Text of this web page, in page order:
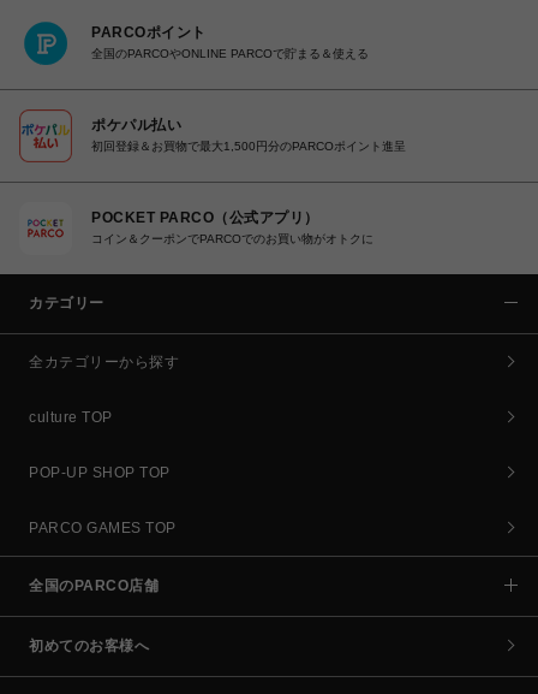
PARCOポイント
全国のPARCOやONLINE PARCOで貯まる＆使える
ポケパル払い
初回登録＆お買物で最大1,500円分のPARCOポイント進呈
POCKET PARCO（公式アプリ）
コイン＆クーポンでPARCOでのお買い物がオトクに
カテゴリー
全カテゴリーから探す
culture TOP
POP-UP SHOP TOP
PARCO GAMES TOP
全国のPARCO店舗
初めてのお客様へ